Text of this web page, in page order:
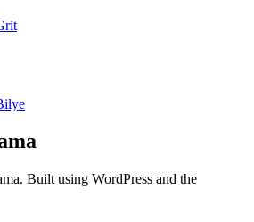
Built using WordPress and the